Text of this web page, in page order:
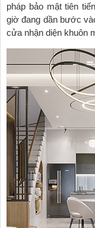
pháp bảo mật tiên
giờ đang dần bước
cửa nhận diện khuôn